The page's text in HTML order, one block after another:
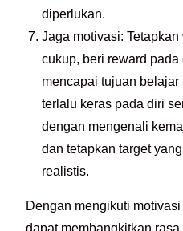
diperlukan.
Jaga motivasi:
cukup, beri reward
mencapai tujuan belajar
terlalu keras pada diri
dengan mengenali
dan tetapkan target
realistis.
Dengan mengikuti
dapat membangkitkan